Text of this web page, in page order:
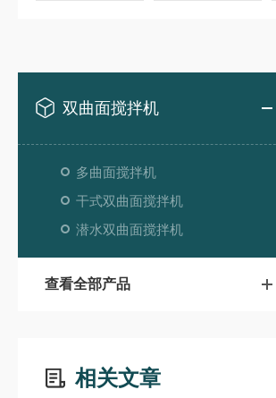
双曲面搅拌机
多曲面搅拌机
干式双曲面搅拌机
潜水双曲面搅拌机
查看全部产品
相关文章